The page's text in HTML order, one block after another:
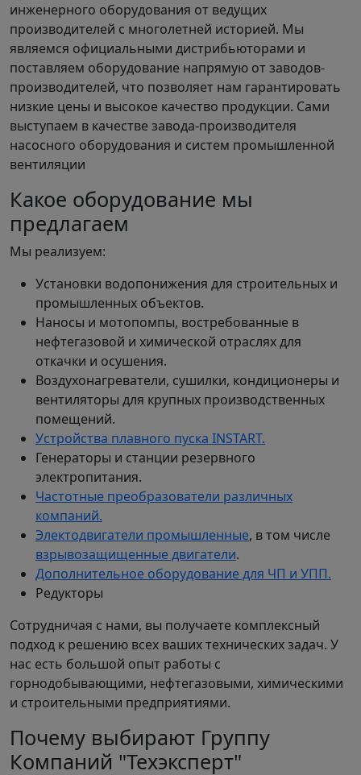
инженерного оборудования от ведущих
производителей с многолетней историей. Мы
являемся официальными дистрибьюторами и
поставляем оборудование напрямую от заводов-
производителей, что позволяет нам гарантировать
низкие цены и высокое качество продукции. Сами
выступаем в качестве завода-производителя
насосного оборудования и систем промышленной
вентиляции
Какое оборудование мы
предлагаем
Мы реализуем:
Установки водопонижения для строительных и
промышленных объектов.
Наносы и мотопомпы, востребованные в
нефтегазовой и химической отраслях для
откачки и осушения.
Воздухонагреватели, сушилки, кондиционеры и
вентиляторы для крупных производственных
помещений.
Устройства плавного пуска INSTART.
Генераторы и станции резервного
электропитания.
Частотные преобразователи различных
компаний.
Электодвигатели промышленные, в том числе
взрывозащищенные двигатели.
Дополнительное оборудование для ЧП и УПП.
Редукторы
Сотрудничая с нами, вы получаете комплексный
подход к решению всех ваших технических задач. У
нас есть большой опыт работы с
горнодобывающими, нефтегазовыми, химическими
и строительными предприятиями.
Почему выбирают Группу
Компаний "Техэксперт"